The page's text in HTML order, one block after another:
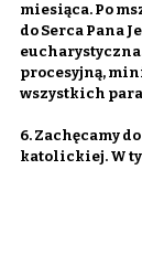
miesiąca. Po
do Serca Pana
procesyjną,
wszystkich
6. Zachęcamy
katolickiej. W